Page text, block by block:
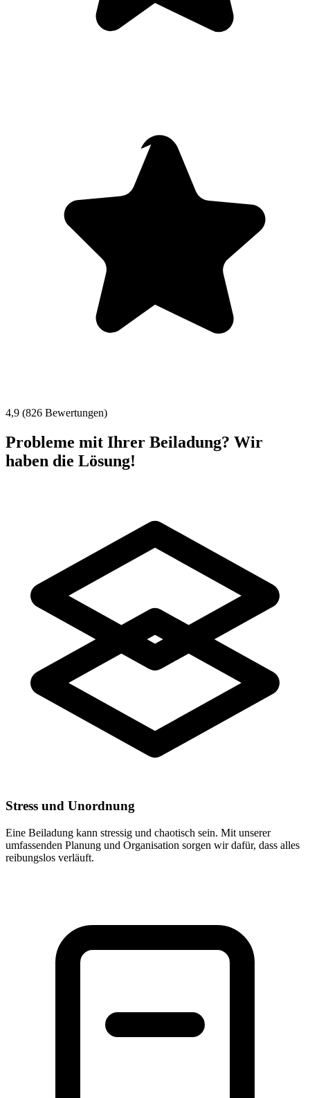
4,9 (826 Bewertungen)
Probleme mit Ihrer Beiladung? Wir
haben die Lösung!
Stress und Unordnung
Eine Beiladung kann stressig und chaotisch sein. Mit unserer
umfassenden Planung und Organisation sorgen wir dafür, dass alles
reibungslos verläuft.